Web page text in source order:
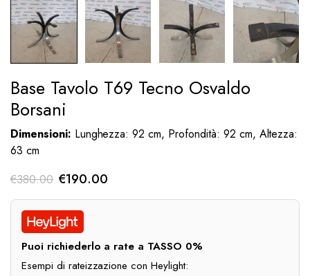
Base Tavolo T69 Tecno Osvaldo
Borsani
Dimensioni: Lunghezza: 92 cm, Profondità: 92 cm, Altezza:
63 cm
€380.00 Il
prezzo
originale
era:
€380.00.
€190.00Il
prezzo
€190.00.
Puoi richiederlo a rate a TASSO 0%
Esempi di rateizzazione con Heylight: